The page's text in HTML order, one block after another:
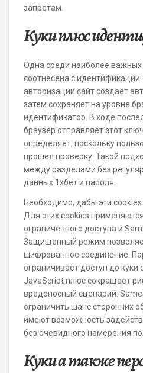
запретам.
Куки плюс
Одна среди наиболее важных
соотнесена с
авторизации сайт создает
затем сохраняет на уровне
идентификатор. В ходе
браузер отправляет этот
определяет, поскольку
прошел проверку. Такой
между разделами без
данных 1хбет и пароля.
Необходимо, дабы эти
Для этих cookies
ограниченного доступа и
Защищенный режим
шифрованное соединение.
ограничивает доступ до куки
JavaScript плюс сокращает
вредоносный сценарий.
ограничить шанс сторонних
имеют возможность
без очевидного намерения
Куки а также